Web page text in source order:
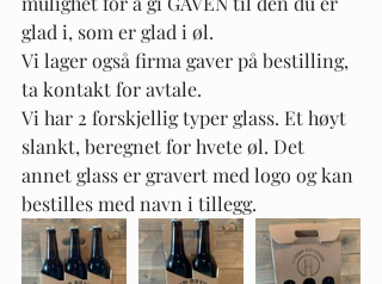
glad i, som er glad i øl.
Vi lager også firma gaver på bestilling,
ta kontakt for avtale.
Vi har 2 forskjellig typer glass. Et høyt
slankt, beregnet for hvete øl. Det
annet glass er gravert med logo og kan
bestilles med navn i tillegg.